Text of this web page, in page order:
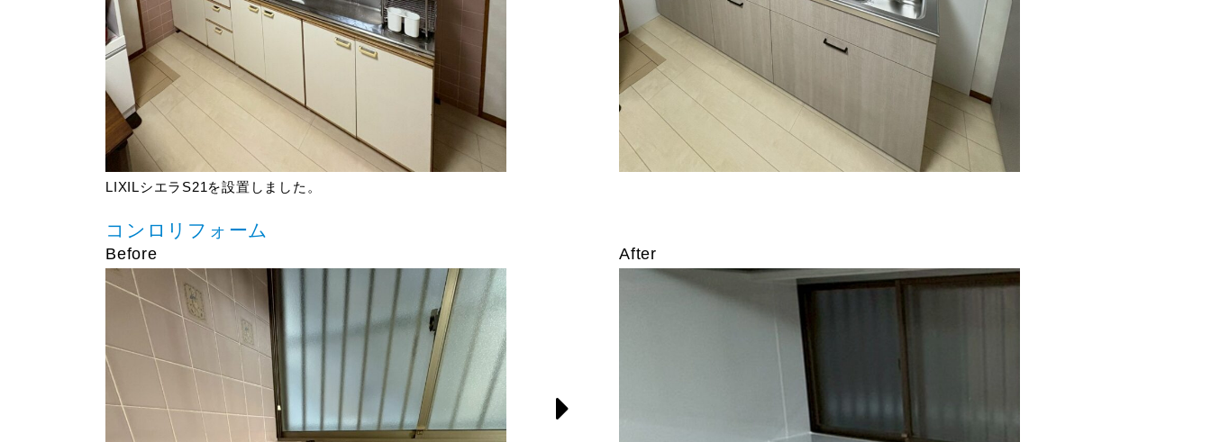
LIXILシエラS21を設置しました。
コンロリフォーム
Before After